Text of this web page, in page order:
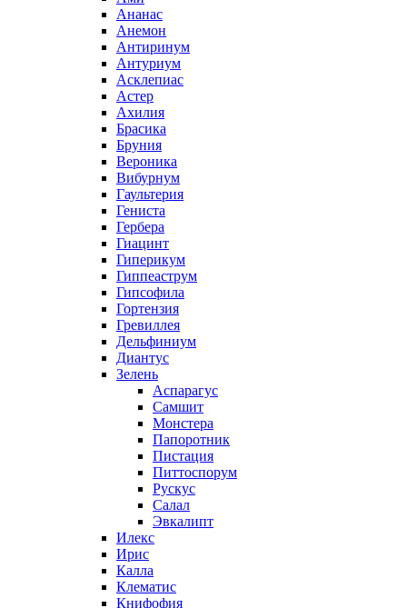
Ананас
Анемон
Антиринум
Антуриум
Асклепиас
Астер
Ахилия
Брасика
Бруния
Вероника
Вибурнум
Гаультерия
Гениста
Гербера
Гиацинт
Гиперикум
Гиппеаструм
Гипсофила
Гортензия
Гревиллея
Дельфиниум
Диантус
Зелень
Аспарагус
Самшит
Монстера
Папоротник
Пистация
Питтоспорум
Рускус
Салал
Эвкалипт
Илекс
Ирис
Калла
Клематис
Книфофия